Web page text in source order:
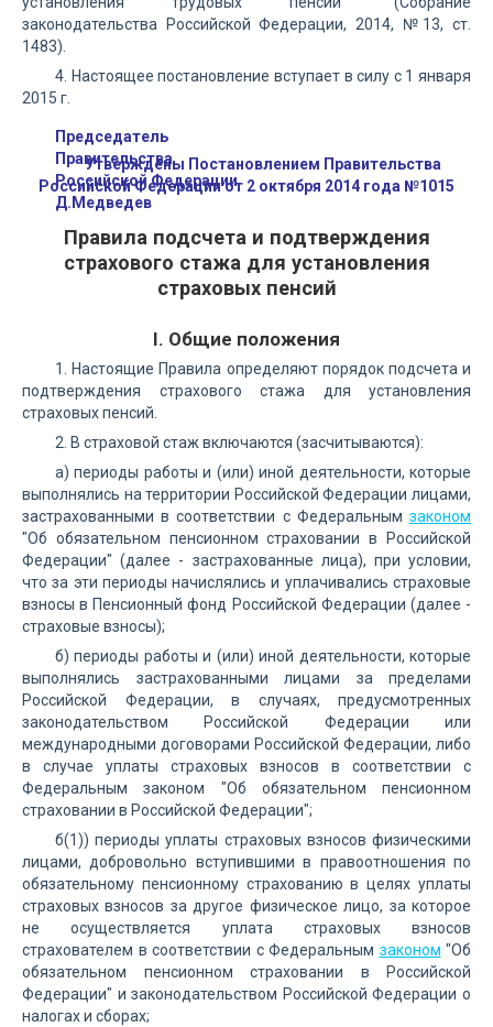
законодательства Российской Федерации, 2014, №13, ст.
1483).
4. Настоящее постановление вступает в силу с 1 января
2015 г.
Председатель
Правительства
Российской Федерации
Д.Медведев
Утверждены Постановлением Правительства
Российской Федерации от 2 октября 2014 года №1015
Правила подсчета и подтверждения
страхового стажа для установления
страховых пенсий
I. Общие положения
1. Настоящие Правила определяют порядок подсчета и
подтверждения страхового стажа для установления
страховых пенсий.
2. В страховой стаж включаются (засчитываются):
а) периоды работы и (или) иной деятельности, которые
выполнялись на территории Российской Федерации лицами,
застрахованными в соответствии с Федеральным законом
"Об обязательном пенсионном страховании в Российской
Федерации" (далее - застрахованные лица), при условии,
что за эти периоды начислялись и уплачивались страховые
взносы в Пенсионный фонд Российской Федерации (далее -
страховые взносы);
б) периоды работы и (или) иной деятельности, которые
выполнялись застрахованными лицами за пределами
Российской Федерации, в случаях, предусмотренных
законодательством Российской Федерации или
международными договорами Российской Федерации, либо
в случае уплаты страховых взносов в соответствии с
Федеральным законом "Об обязательном пенсионном
страховании в Российской Федерации";
б(1)) периоды уплаты страховых взносов физическими
лицами, добровольно вступившими в правоотношения по
обязательному пенсионному страхованию в целях уплаты
страховых взносов за другое физическое лицо, за которое
не осуществляется уплата страховых взносов
страхователем в соответствии с Федеральным законом "Об
обязательном пенсионном страховании в Российской
Федерации" и законодательством Российской Федерации о
налогах и сборах;